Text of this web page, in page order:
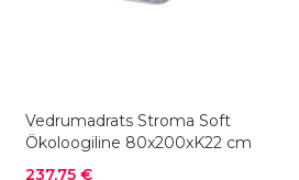
Vedrumadrats Stroma Soft
Ökoloogiline 80x200xK22 cm
Soodushind
237,75 €